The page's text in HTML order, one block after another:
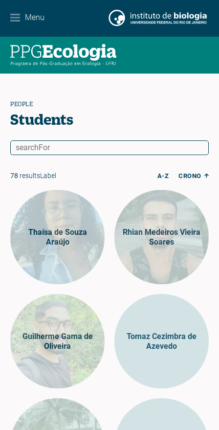
Menu
Contact
PEOPLE
Students
78 resultsLabel A-Z CRONO
Thaísa de Souza
Araújo
Rhian Medeiros Vieira
Soares
Guilherme Gama de
Oliveira
Tomaz Cezimbra de
Azevedo